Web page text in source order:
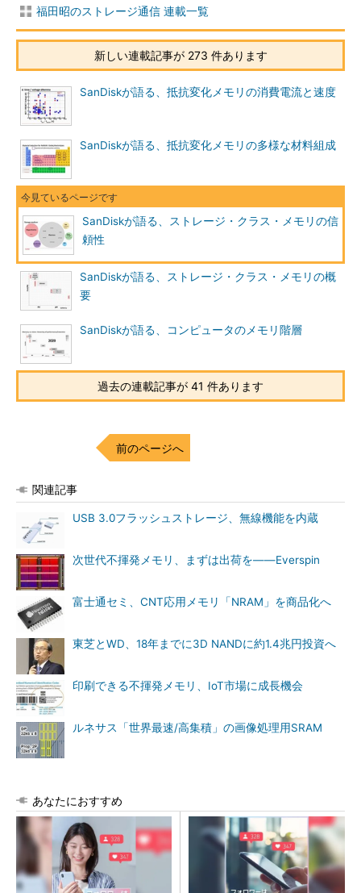
福田昭のストレージ通信 連載一覧
新しい連載記事が 273 件あります
SanDiskが語る、抵抗変化メモリの消費電流と速度
SanDiskが語る、抵抗変化メモリの多様な材料組成
SanDiskが語る、ストレージ・クラス・メモリの信
頼性
SanDiskが語る、ストレージ・クラス・メモリの概
要
SanDiskが語る、コンピュータのメモリ階層
過去の連載記事が 41 件あります
前のページへ
関連記事
USB 3.0フラッシュストレージ、無線機能を内蔵
次世代不揮発メモリ、まずは出荷を――Everspin
富士通セミ、CNT応用メモリ「NRAM」を商品化へ
東芝とWD、18年までに3D NANDに約1.4兆円投資へ
印刷できる不揮発メモリ、IoT市場に成長機会
ルネサス「世界最速/高集積」の画像処理用SRAM
あなたにおすすめ